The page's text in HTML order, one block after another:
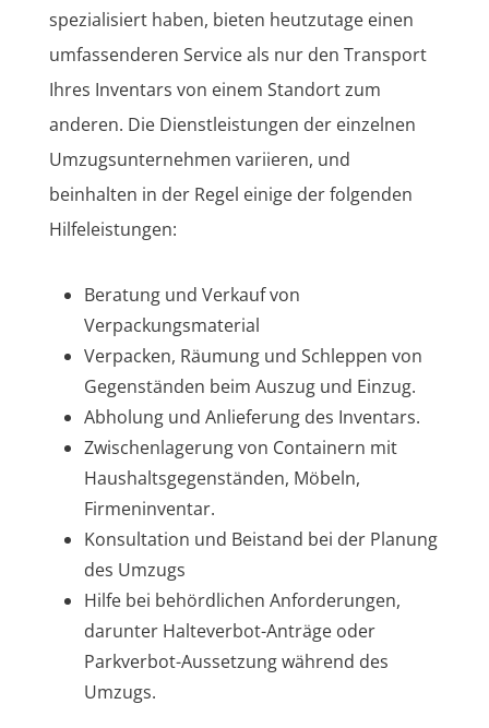
spezialisiert haben, bieten heutzutage einen
umfassenderen Service als nur den Transport
Ihres Inventars von einem Standort zum
anderen. Die Dienstleistungen der einzelnen
Umzugsunternehmen variieren, und
beinhalten in der Regel einige der folgenden
Hilfeleistungen:
Beratung und Verkauf von
Verpackungsmaterial
Verpacken, Räumung und Schleppen von
Gegenständen beim Auszug und Einzug.
Abholung und Anlieferung des Inventars.
Zwischenlagerung von Containern mit
Haushaltsgegenständen, Möbeln,
Firmeninventar.
Konsultation und Beistand bei der Planung
des Umzugs
Hilfe bei behördlichen Anforderungen,
darunter Halteverbot-Anträge oder
Parkverbot-Aussetzung während des
Umzugs.